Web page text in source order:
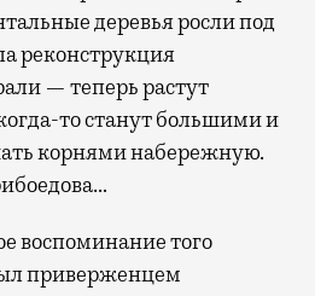
деревья росли под
реконструкция
— теперь растут
то станут большими и
корнями набережную.
воспоминание того
приверженцем